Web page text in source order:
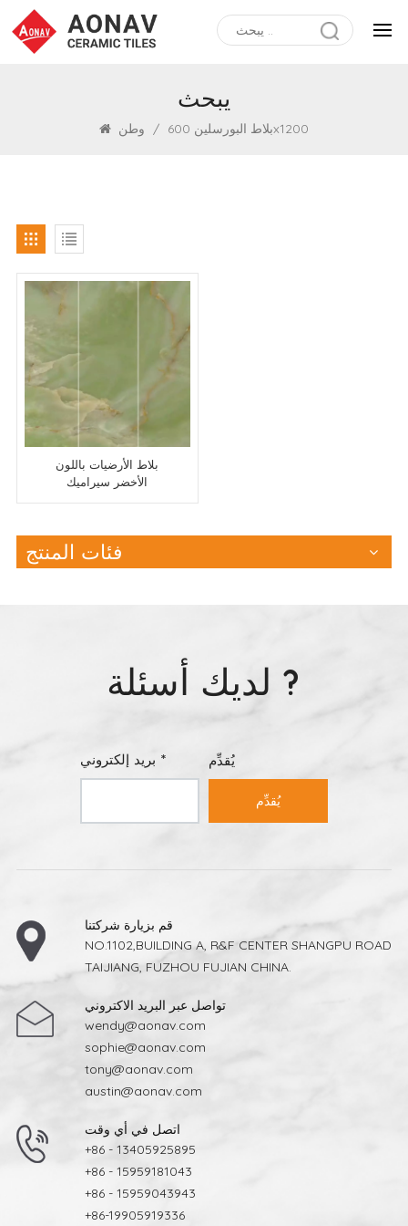
يبحث
/ بلاط البورسلين 600x1200
بلاط الأرضيات باللون
الأخضر سيراميك
فئات المنتج
لديك أسئلة ?
بريد إلكتروني * يُقدِّم
يُقدِّم
قم بزيارة شركتنا
NO.1102,BUILDING A, R&F CENTER SHANGPU ROAD
TAIJIANG, FUZHOU FUJIAN CHINA.
تواصل عبر البريد الاكتروني
wendy@aonav.com
sophie@aonav.com
tony@aonav.com
austin@aonav.com
اتصل في أي وقت
+86 - 13405925895
+86 - 15959181043
+86 - 15959043943
+86-19905919336